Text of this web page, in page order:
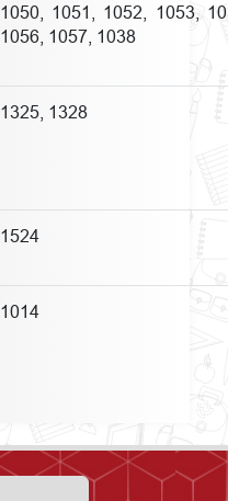
1050, 1051, 1052, 1053,
1056, 1057, 1038
1325, 1328
1524
1014